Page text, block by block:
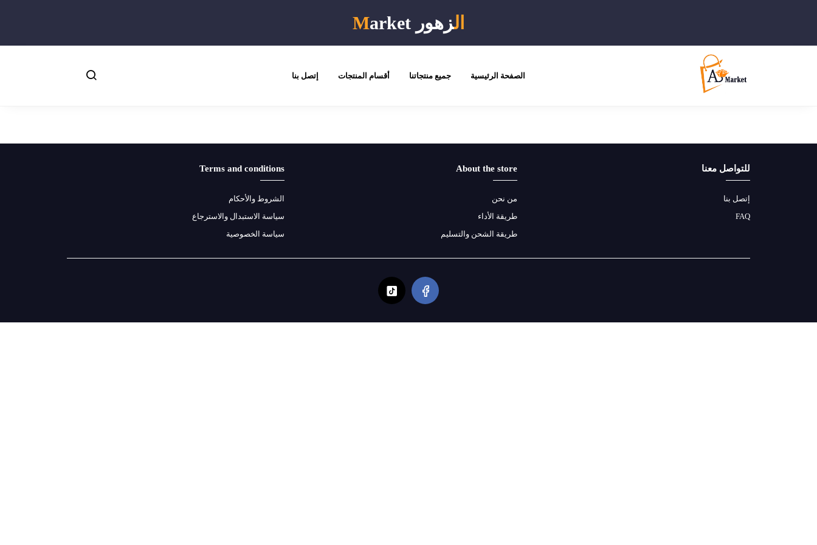
الزهور Market
الصفحة الرئيسية جميع منتجاتنا أقسام المنتجات إتصل بنا
للتواصل معنا
إتصل بنا
FAQ
About the store
من نحن
طريقة الأداء
طريقة الشحن والتسليم
Terms and conditions
الشروط والأحكام
سياسة الاستبدال والاسترجاع
سياسة الخصوصية